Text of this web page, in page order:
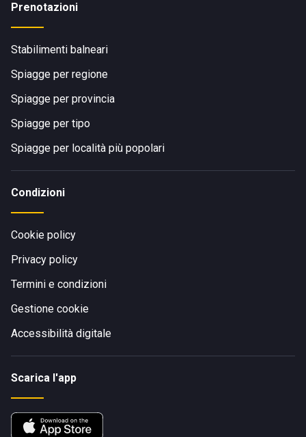
Prenotazioni
Stabilimenti balneari
Spiagge per regione
Spiagge per provincia
Spiagge per tipo
Spiagge per località più popolari
Condizioni
Cookie policy
Privacy policy
Termini e condizioni
Gestione cookie
Accessibilità digitale
Scarica l'app